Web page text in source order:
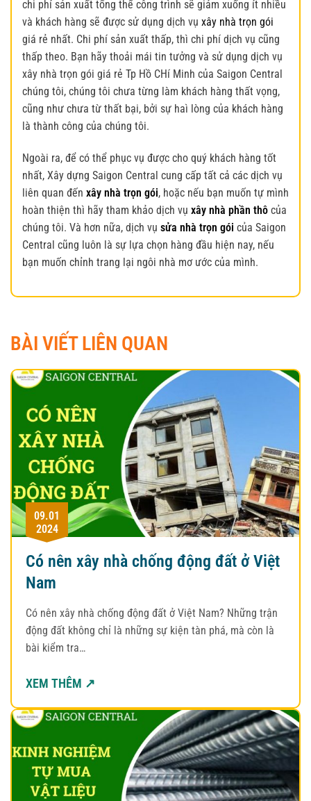
chi phí sản xuất tổng thể công trình sẽ giảm xuống ít nhiều
và khách hàng sẽ được sử dụng dịch vụ xây nhà trọn gói
giá rẻ nhất. Chi phí sản xuất thấp, thì chi phí dịch vụ cũng
thấp theo. Bạn hãy thoải mái tin tưởng và sử dụng dịch vụ
xây nhà trọn gói giá rẻ Tp Hồ CHí Minh của Saigon Central
chúng tôi, chúng tôi chưa từng làm khách hàng thất vọng,
cũng như chưa từ thất bại, bởi sự haì lòng của khách hàng
là thành công của chúng tôi.
Ngoài ra, để có thể phục vụ được cho quý khách hàng tốt
nhất, Xây dựng Saigon Central cung cấp tất cả các dịch vụ
liên quan đến xây nhà trọn gói, hoặc nếu bạn muốn tự mình
hoàn thiện thì hãy tham khảo dịch vụ xây nhà phần thô của
chúng tôi. Và hơn nữa, dịch vụ sửa nhà trọn gói của Saigon
Central cũng luôn là sự lựa chọn hàng đầu hiện nay, nếu
bạn muốn chỉnh trang lại ngôi nhà mơ ước của mình.
BÀI VIẾT LIÊN QUAN
09.01
2024
Có nên xây nhà chống động đất ở Việt
Nam
Có nên xây nhà chống động đất ở Việt Nam? Những trận
động đất không chỉ là những sự kiện tàn phá, mà còn là
bài kiểm tra…
XEM THÊM ↗